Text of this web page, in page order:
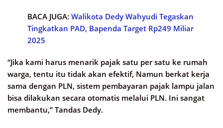
BACA JUGA: Walikota Dedy Wahyudi Tegaskan
Tingkatkan PAD, Bapenda Target Rp249 Miliar
2025
“Jika kami harus menarik pajak satu per satu ke rumah
warga, tentu itu tidak akan efektif, Namun berkat kerja
sama dengan PLN, sistem pembayaran pajak lampu jalan
bisa dilakukan secara otomatis melalui PLN. Ini sangat
membantu,” Tandas Dedy.